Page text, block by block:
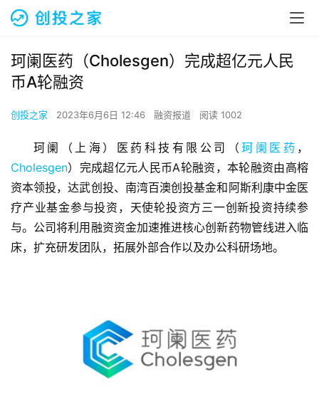
珂阑医药（Cholesgen）完成超亿元人民
币A轮融资
创投之家 2023年6月6日 12:46 融资报道 阅读 1002
珂阑（上海）医药科技有限公司（珂阑医药 ，
Cholesgen）完成超亿元人民币A轮融资，本轮融资由高榕
资本领投，达武创投、南湾百澳创投基金和阿斯利康中金医
疗产业基金参与投资，天使轮投资方三一创新投资持续参
与。公司将利用融资资金加速推进核心创新药物管线进入临
床，扩充研发团队，拓展外部合作以及办公科研场地。